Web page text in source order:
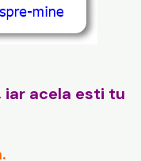
iar acela esti tu